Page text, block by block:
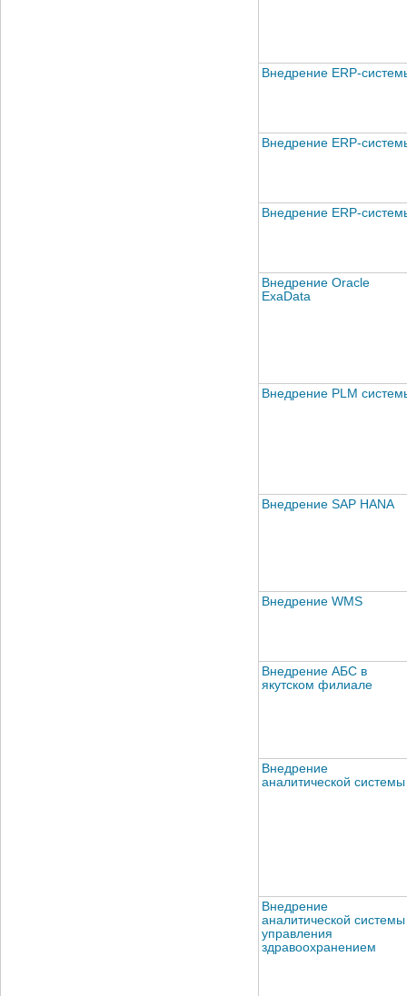
Внедрение ERP-
Внедрение ERP-
Внедрение ERP-
Внедрение Oracle
ExaData
Внедрение PLM
Внедрение SAP HANA
Внедрение WMS
Внедрение АБС в
якутском филиале
Внедрение
аналитической системы
Внедрение
аналитической системы
управления
здравоохранением